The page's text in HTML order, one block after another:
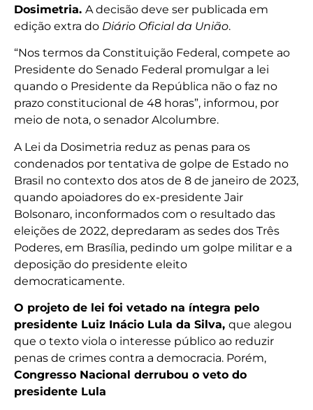
Dosimetria. A decisão deve ser publicada em
edição extra do Diário Oficial da União.
“Nos termos da Constituição Federal, compete ao
Presidente do Senado Federal promulgar a lei
quando o Presidente da República não o faz no
prazo constitucional de 48 horas”, informou, por
meio de nota, o senador Alcolumbre.
A Lei da Dosimetria reduz as penas para os
condenados por tentativa de golpe de Estado no
Brasil no contexto dos atos de 8 de janeiro de 2023,
quando apoiadores do ex-presidente Jair
Bolsonaro, inconformados com o resultado das
eleições de 2022, depredaram as sedes dos Três
Poderes, em Brasília, pedindo um golpe militar e a
deposição do presidente eleito
democraticamente.
O projeto de lei foi vetado na íntegra pelo
presidente Luiz Inácio Lula da Silva, que alegou
que o texto viola o interesse público ao reduzir
penas de crimes contra a democracia. Porém,
Congresso Nacional derrubou o veto do
presidente Lula